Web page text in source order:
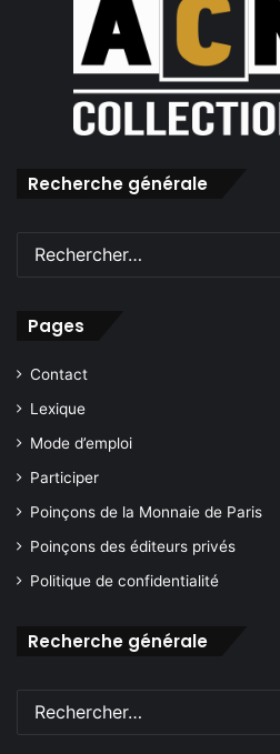
Recherche générale
Pages
Contact
Lexique
Mode d’emploi
Participer
Poinçons de la Monnaie de Paris
Poinçons des éditeurs privés
Politique de confidentialité
Recherche générale